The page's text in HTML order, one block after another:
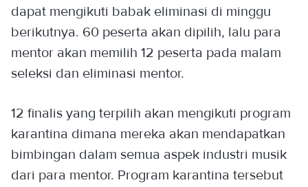
dapat mengikuti babak eliminasi di minggu
berikutnya. 60 peserta akan dipilih, lalu para
mentor akan memilih 12 peserta pada malam
seleksi dan eliminasi mentor.
12 finalis yang terpilih akan mengikuti program
karantina dimana mereka akan mendapatkan
bimbingan dalam semua aspek industri musik
dari para mentor. Program karantina tersebut